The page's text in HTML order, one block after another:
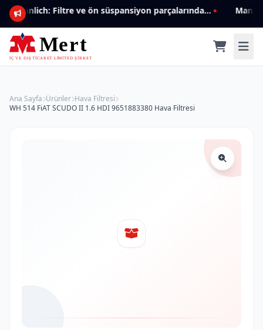
Mannlich: Filtre ve ön süspansiyon parçalarında genişleyen ürün yelpazesiyle kalite ve güven.
Ana Sayfa Ürünler Hava Filtresi
WH 514 FiAT SCUDO II 1.6 HDI 9651883380 Hava Filtresi